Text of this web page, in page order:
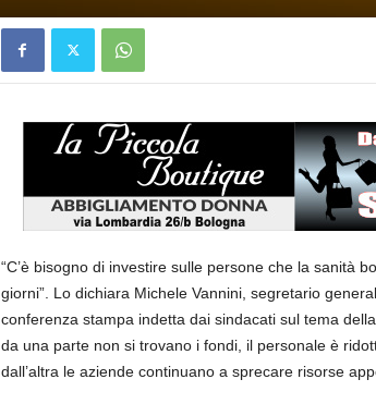
“C’è bisogno di investire sulle persone che la sanità
giorni”. Lo dichiara Michele Vannini, segretario
conferenza stampa indetta dai sindacati sul tema
da una parte non si trovano i fondi, il personale è
dall’altra le aziende continuano a sprecare risorse